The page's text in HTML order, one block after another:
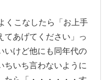
くこなしたら「お上手
てあげてください」っ
いけど他にも同年代の
ちいち言わないように